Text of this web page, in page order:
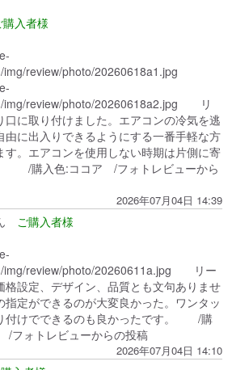
img/review/photo/20260618a1.jpg
img/review/photo/20260618a2.jpg リ
口に取り付けました。エアコンの冷気を逃
由に出入りできるようにする一番手軽な方
す。エアコンを使用しない時期は片側に寄
/購入色:ココア /フォトレビューから
2026年07月04日 14:39
img/review/photo/20260611a.jpg リー
格設定、デザイン、品質とも文句ありませ
指定ができるのが大変良かった。ワンタッ
付けでできるのも良かったです。 /購
/フォトレビューからの投稿
2026年07月04日 14:10